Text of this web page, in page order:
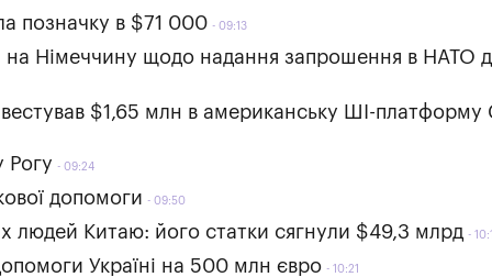
позначку в $71 000 09:13
на Німеччину щодо надання запрошення в НАТО
$1,65 млн в американську ШІ-
Рогу 09:24
допомоги 09:50
людей Китаю: його статки сягнули $49,3 млрд
Україні на 500 млн євро 10:21